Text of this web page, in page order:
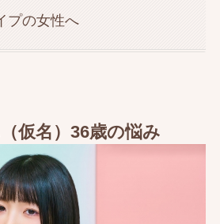
プの女性へ
仮名）36歳の悩み